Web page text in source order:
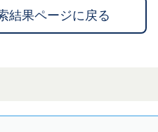
結果ページに戻る